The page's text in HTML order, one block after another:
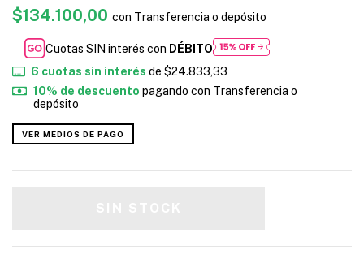
$134.100,00 con Transferencia o depósito
Cuotas SIN interés con DÉBITO
6 cuotas sin interés de $24.833,33
10% de descuento pagando con Transferencia o
depósito
VER MEDIOS DE PAGO